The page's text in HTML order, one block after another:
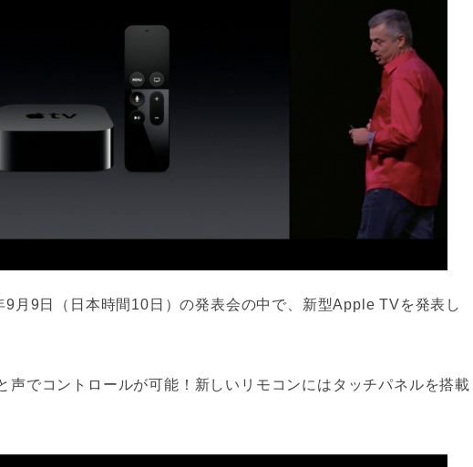
月9日（日本時間10日）の発表会の中で、新型Apple TVを発表し
声でコントロールが可能！新しいリモコンにはタッチパネルを搭載